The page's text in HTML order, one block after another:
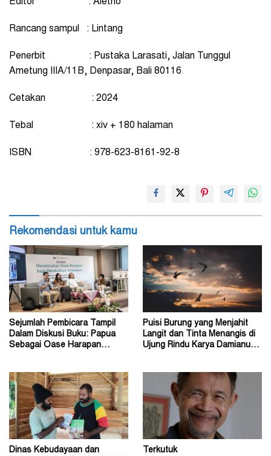
Rancang sampul : Lintang
Penerbit
: Pustaka Larasati, Jalan Tunggul
Ametung IIIA/11B, Denpasar, Bali 80116
Cetakan : 2024
Tebal : xiv + 180 halaman
ISBN : 978-623-8161-92-8
Rekomendasi untuk kamu
Sejumlah Pembicara Tampil
Dalam Diskusi Buku: Papua
Sebagai Oase Harapan
Puisi Burung yang Menjahit
Langit dan Tinta Menangis di
Ujung Rindu Karya Damianus
Dinas Kebudayaan dan
Terkutuk